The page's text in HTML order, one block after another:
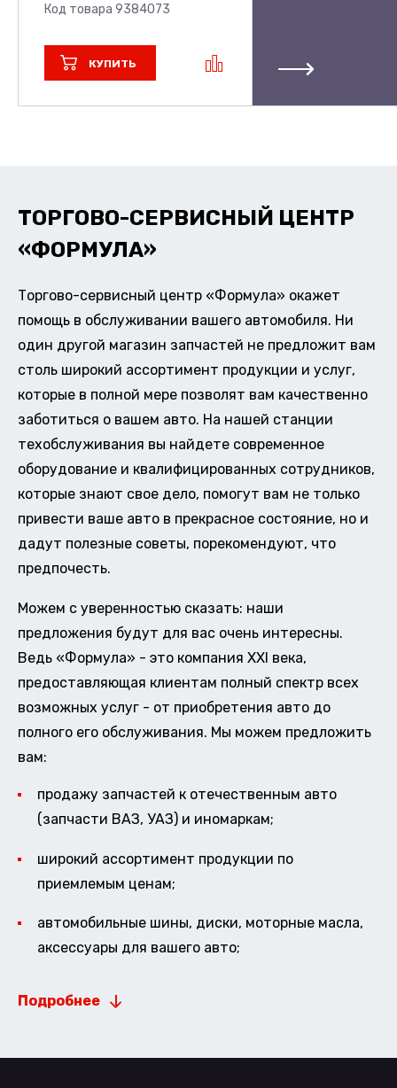
Код товара 9384073
КУПИТЬ
ТОРГОВО-СЕРВИСНЫЙ ЦЕНТР
«ФОРМУЛА»
Торгово-сервисный центр «Формула» окажет
помощь в обслуживании вашего автомобиля. Ни
один другой магазин запчастей не предложит вам
столь широкий ассортимент продукции и услуг,
которые в полной мере позволят вам качественно
заботиться о вашем авто. На нашей станции
техобслуживания вы найдете современное
оборудование и квалифицированных сотрудников,
которые знают свое дело, помогут вам не только
привести ваше авто в прекрасное состояние, но и
дадут полезные советы, порекомендуют, что
предпочесть.
Можем с уверенностью сказать: наши
предложения будут для вас очень интересны.
Ведь «Формула» - это компания XXI века,
предоставляющая клиентам полный спектр всех
возможных услуг - от приобретения авто до
полного его обслуживания. Мы можем предложить
вам:
продажу запчастей к отечественным авто
(запчасти ВАЗ, УАЗ) и иномаркам;
широкий ассортимент продукции по
приемлемым ценам;
автомобильные шины, диски, моторные масла,
аксессуары для вашего авто;
Подробнее